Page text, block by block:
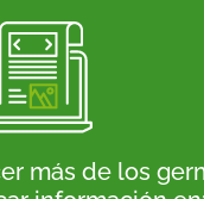
más de los